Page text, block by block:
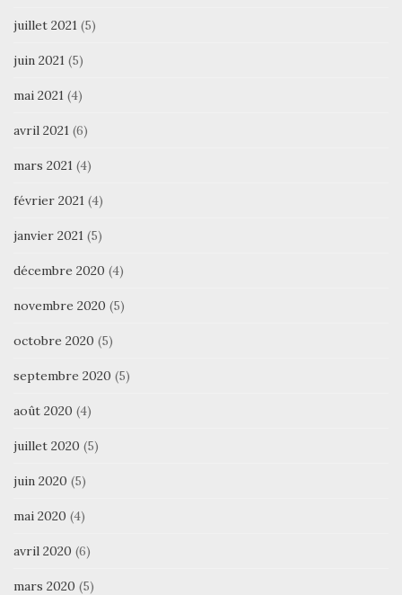
juillet 2021 (5)
juin 2021 (5)
mai 2021 (4)
avril 2021 (6)
mars 2021 (4)
février 2021 (4)
janvier 2021 (5)
décembre 2020 (4)
novembre 2020 (5)
octobre 2020 (5)
septembre 2020 (5)
août 2020 (4)
juillet 2020 (5)
juin 2020 (5)
mai 2020 (4)
avril 2020 (6)
mars 2020 (5)